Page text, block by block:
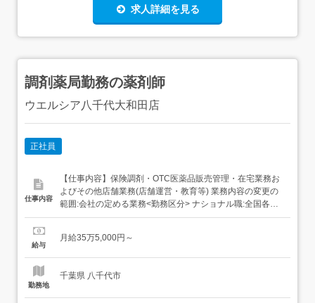
求人詳細を見る
調剤薬局勤務の薬剤師
ウエルシア八千代大和田店
正社員
仕事内容
【仕事内容】保険調剤・OTC医薬品販売管理・在宅業務お
よびその他店舗業務(店舗運営・教育等) 業務内容の変更の
範囲:会社の定める業務<勤務区分> ナショナル職:全国各事
業場(転居転勤による異動あり) リージョナル職:本拠地の隣
異動あり・本拠地変更制度あり) エリア職:採用時に決定す
給与
月給35万5,000円～
勤務地
千葉県 八千代市